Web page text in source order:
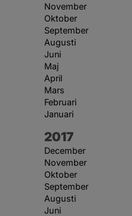
November
Oktober
September
Augusti
Juni
Maj
April
Mars
Februari
Januari
År:
2017
December
November
Oktober
September
Augusti
Juni